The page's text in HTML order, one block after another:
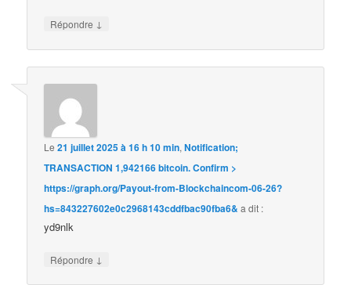
Répondre ↓
Le21 juillet 2025 à 16 h 10 min,Notification;
TRANSACTION 1,942166 bitcoin. Confirm >
https://graph.org/Payout-from-Blockchaincom-06-26?
hs=843227602e0c2968143cddfbac90fba6& a dit :
yd9nlk
Répondre ↓